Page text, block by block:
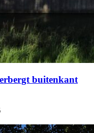
buitenkant